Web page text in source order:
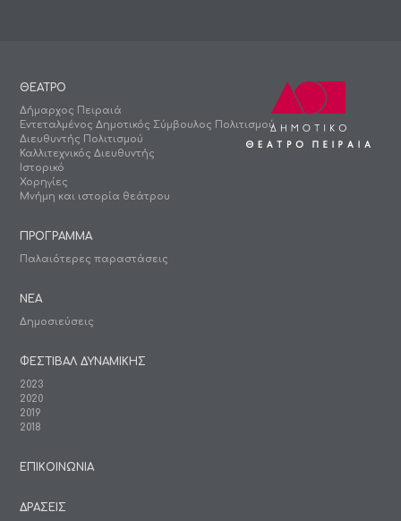
ΘΕΑΤΡΟ
Δήμαρχος Πειραιά
Εντεταλμένος Δημοτικός Σύμβουλος Πολιτισμού
Διευθυντής Πολιτισμού
Καλλιτεχνικός Διευθυντής
Ιστορικό
Χορηγίες
Μνήμη και ιστορία θεάτρου
ΠΡΟΓΡΑΜΜΑ
Παλαιότερες παραστάσεις
ΝΕΑ
Δημοσιεύσεις
ΦΕΣΤΙΒΑΛ ΔΥΝΑΜΙΚΗΣ
2023
2020
2019
2018
ΕΠΙΚΟΙΝΩΝΙΑ
ΔΡΑΣΕΙΣ